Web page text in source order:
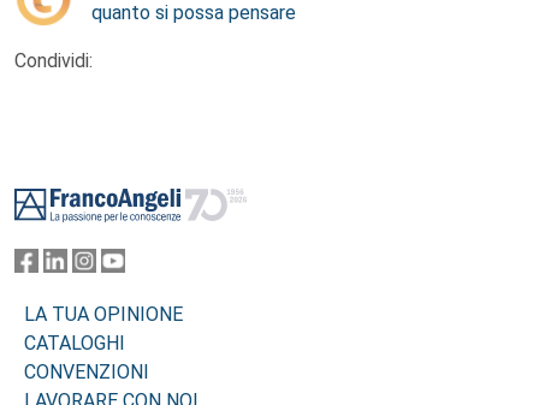
quanto si possa pensare
Condividi:
LA TUA OPINIONE
CATALOGHI
CONVENZIONI